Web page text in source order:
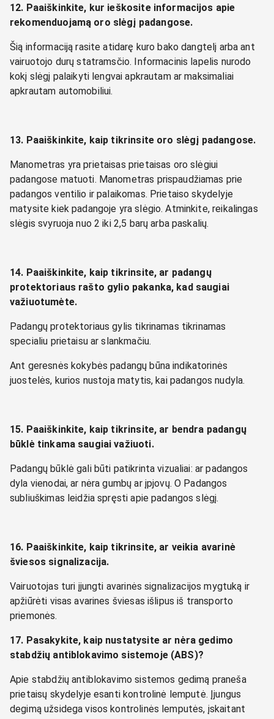
12. Paaiškinkite, kur ieškosite informacijos apie
rekomenduojamą oro slėgį padangose.
Šią informaciją rasite atidarę kuro bako dangtelį arba ant
vairuotojo durų statramsčio. Informacinis lapelis nurodo
kokį slėgį palaikyti lengvai apkrautam ar maksimaliai
apkrautam automobiliui.
13. Paaiškinkite, kaip tikrinsite oro slėgį padangose.
Manometras yra prietaisas prietaisas oro slėgiui
padangose matuoti. Manometras prispaudžiamas prie
padangos ventilio ir palaikomas. Prietaiso skydelyje
matysite kiek padangoje yra slėgio. Atminkite, reikalingas
slėgis svyruoja nuo 2 iki 2,5 barų arba paskalių.
14. Paaiškinkite, kaip tikrinsite, ar padangų
protektoriaus rašto gylio pakanka, kad saugiai
važiuotumėte.
Padangų protektoriaus gylis tikrinamas tikrinamas
specialiu prietaisu ar slankmačiu.
Ant geresnės kokybės padangų būna indikatorinės
juostelės, kurios nustoja matytis, kai padangos nudyla.
15. Paaiškinkite, kaip tikrinsite, ar bendra padangų
būklė tinkama saugiai važiuoti.
Padangų būklė gali būti patikrinta vizualiai: ar padangos
dyla vienodai, ar nėra gumbų ar įpjovų. O Padangos
subliuškimas leidžia spręsti apie padangos slėgį.
16. Paaiškinkite, kaip tikrinsite, ar veikia avarinė
šviesos signalizacija.
Vairuotojas turi įjungti avarinės signalizacijos mygtuką ir
apžiūrėti visas avarines šviesas išlipus iš transporto
priemonės.
17. Pasakykite, kaip nustatysite ar nėra gedimo
stabdžių antiblokavimo sistemoje (ABS)?
Apie stabdžių antiblokavimo sistemos gedimą praneša
prietaisų skydelyje esanti kontrolinė lemputė. Įjungus
degimą užsidega visos kontrolinės lemputės, įskaitant